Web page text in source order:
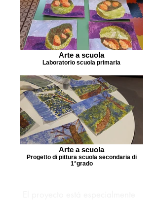
Arte a scuola
Laboratorio scuola primaria
Arte a scuola
Progetto di pittura scuola secondaria di
1°grado